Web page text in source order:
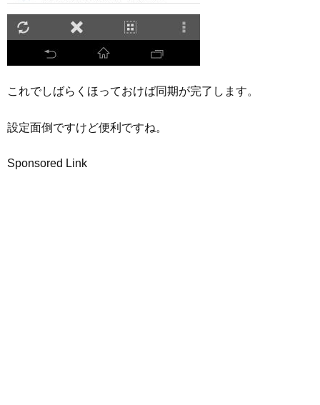
これでしばらくほっておけば同期が完了します。
設定面倒ですけど便利ですね。
Sponsored Link